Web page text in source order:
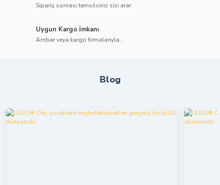
Sipariş sonrası temsilciniz sizi arar
Uygun Kargo İmkanı
Ambar veya kargo firmalarıyla...
Blog